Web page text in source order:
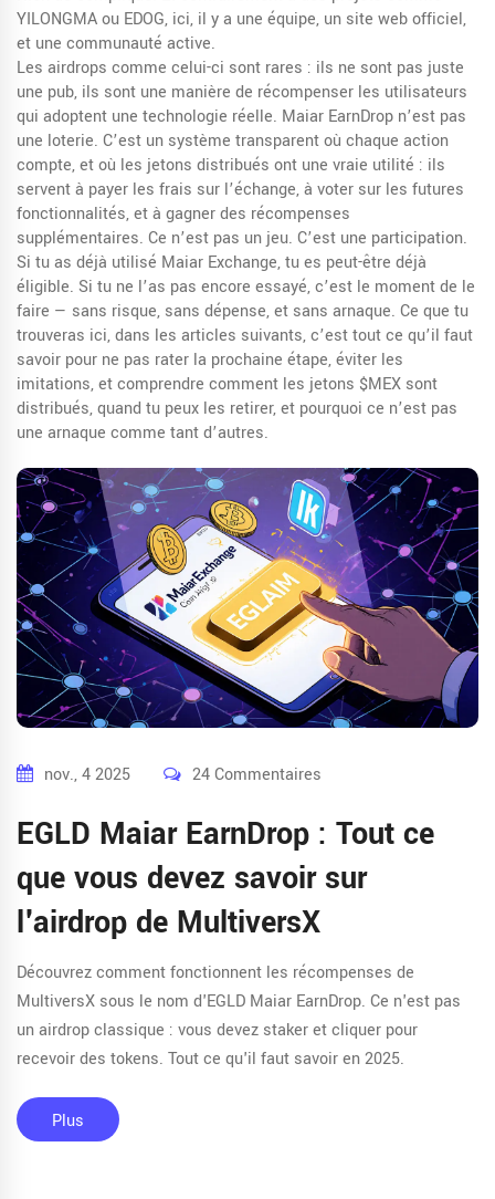
YILONGMA ou EDOG, ici, il y a une équipe, un site web officiel,
et une communauté active.
Les airdrops comme celui-ci sont rares : ils ne sont pas juste
une pub, ils sont une manière de récompenser les utilisateurs
qui adoptent une technologie réelle. Maiar EarnDrop n’est pas
une loterie. C’est un système transparent où chaque action
compte, et où les jetons distribués ont une vraie utilité : ils
servent à payer les frais sur l’échange, à voter sur les futures
fonctionnalités, et à gagner des récompenses
supplémentaires. Ce n’est pas un jeu. C’est une participation.
Si tu as déjà utilisé Maiar Exchange, tu es peut-être déjà
éligible. Si tu ne l’as pas encore essayé, c’est le moment de le
faire — sans risque, sans dépense, et sans arnaque. Ce que tu
trouveras ici, dans les articles suivants, c’est tout ce qu’il faut
savoir pour ne pas rater la prochaine étape, éviter les
imitations, et comprendre comment les jetons $MEX sont
distribués, quand tu peux les retirer, et pourquoi ce n’est pas
une arnaque comme tant d’autres.
nov., 4 2025 24 Commentaires
EGLD Maiar EarnDrop : Tout ce
que vous devez savoir sur
l'airdrop de MultiversX
Découvrez comment fonctionnent les récompenses de
MultiversX sous le nom d'EGLD Maiar EarnDrop. Ce n'est pas
un airdrop classique : vous devez staker et cliquer pour
recevoir des tokens. Tout ce qu'il faut savoir en 2025.
Plus